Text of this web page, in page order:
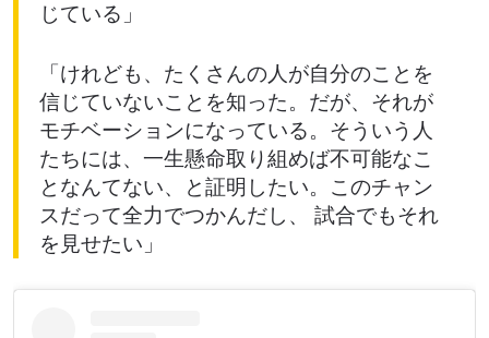
じている」
「けれども、たくさんの人が自分のことを
信じていないことを知った。だが、それが
モチベーションになっている。そういう人
たちには、一生懸命取り組めば不可能なこ
となんてない、と証明したい。このチャン
スだって全力でつかんだし、 試合でもそれ
を見せたい」